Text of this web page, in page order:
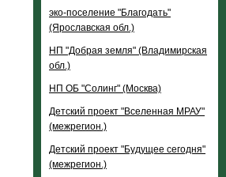
эко-поселение "Благодать"
(Ярославская обл.)
НП "Добрая земля" (Владимирская
обл.)
НП ОБ "Солинг" (Москва)
Детский проект "Вселенная МРАУ"
(межрегион.)
Детский проект "Будущее сегодня"
(межрегион.)